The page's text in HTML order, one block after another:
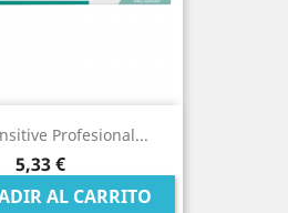
Profesional...
Precio
5,33 €
AL CARRITO